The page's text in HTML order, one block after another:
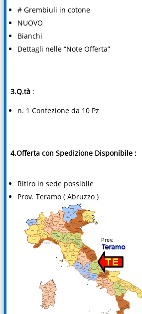
# Grembiuli in cotone
NUOVO
Bianchi
Dettagli nelle “Note Offerta”
3.Q.tà:
n. 1 Confezione da 10 Pz
4.Offerta con Spedizione Disponibile :
Ritiro in sede possibile
Prov. Teramo ( Abruzzo )